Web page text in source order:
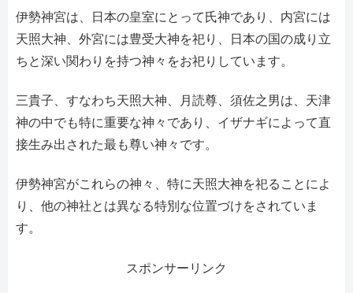
伊勢神宮は、日本の皇室にとって氏神であり、内宮には
天照大神、外宮には豊受大神を祀り、日本の国の成り立
ちと深い関わりを持つ神々をお祀りしています。
三貴子、すなわち天照大神、月読尊、須佐之男は、天津
神の中でも特に重要な神々であり、イザナギによって直
接生み出された最も尊い神々です。
伊勢神宮がこれらの神々、特に天照大神を祀ることによ
り、他の神社とは異なる特別な位置づけをされていま
す。
スポンサーリンク